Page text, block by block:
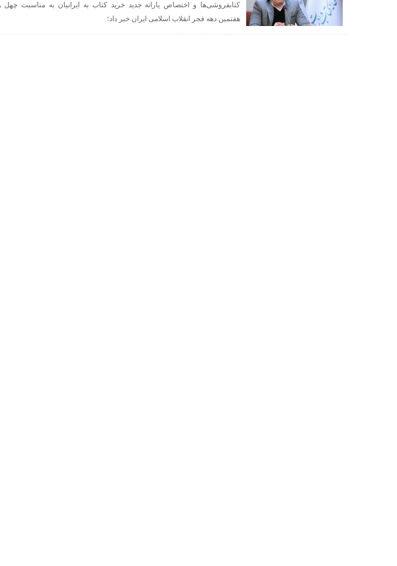
کتابفروشی‌ها و اختصاص یارانه جدید خرید کتاب به ایرانیان به مناسبت چهل‌
هفتمین دهه‌ فجر انقلاب اسلامی ایران خبر داد؛